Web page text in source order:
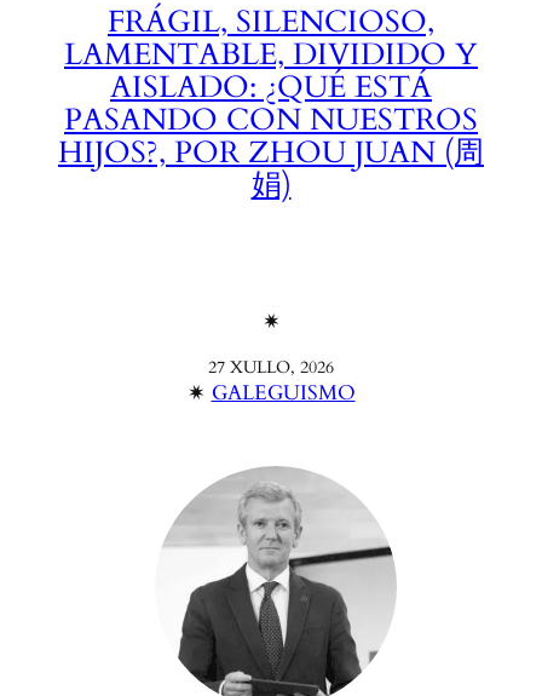
FRÁGIL, SILENCIOSO,
LAMENTABLE, DIVIDIDO Y
AISLADO: ¿QUÉ ESTÁ
PASANDO CON NUESTROS
HIJOS?, POR ZHOU JUAN (周
娟)
✴︎
27 XULLO, 2026
✴︎ GALEGUISMO